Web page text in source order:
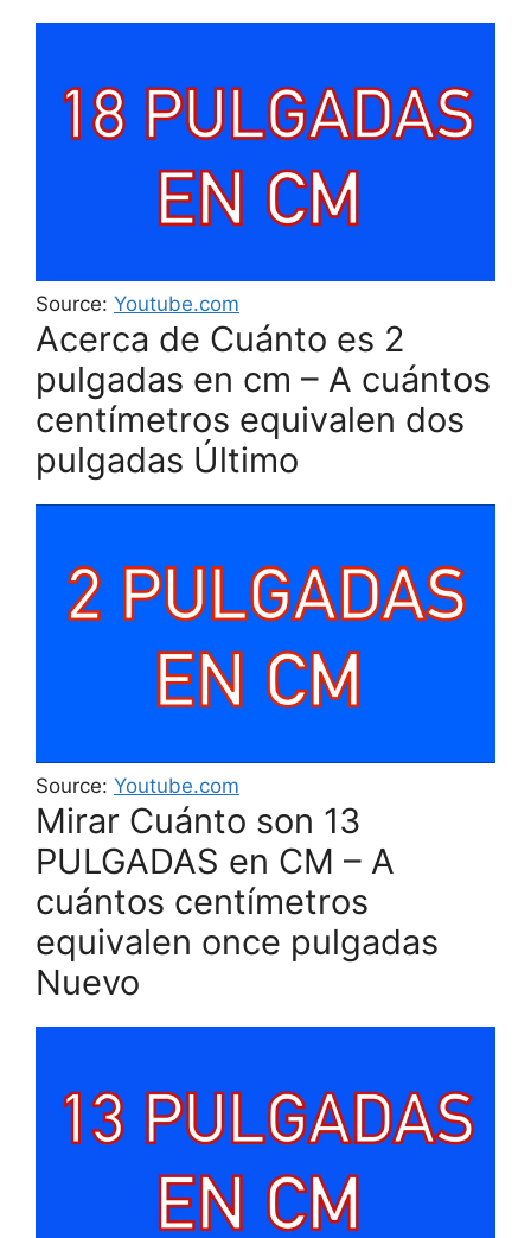
Source: Youtube.com
Acerca de Cuánto es 2
pulgadas en cm – A cuántos
centímetros equivalen dos
pulgadas Último
Source: Youtube.com
Mirar Cuánto son 13
PULGADAS en CM – A
cuántos centímetros
equivalen once pulgadas
Nuevo